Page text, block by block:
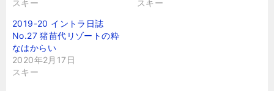
スキー
スキー
2019-20 イントラ日誌
No.27 猪苗代リゾートの粋
なはからい
2020年2月17日
スキー